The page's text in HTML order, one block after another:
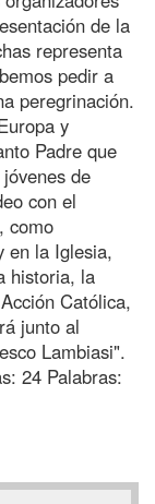
de la
representa
pedir a
peregrinación.
y
Padre que
de
con el
como
en la Iglesia,
historia, la
Católica,
junto al
Lambiasi".
24 Palabras: